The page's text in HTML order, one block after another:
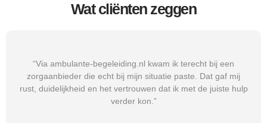
Wat cliënten zeggen
“Via ambulante-begeleiding.nl kwam ik terecht bij een
zorgaanbieder die echt bij mijn situatie paste. Dat gaf mij
rust, duidelijkheid en het vertrouwen dat ik met de juiste hulp
verder kon.”